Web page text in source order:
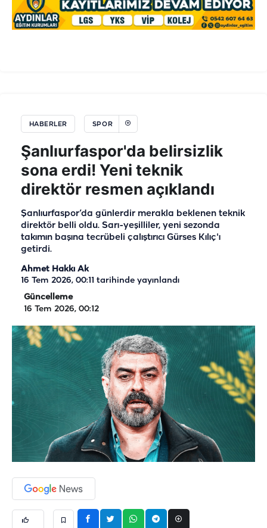
HABERLER SPOR
Şanlıurfaspor'da belirsizlik
sona erdi! Yeni teknik
direktör resmen açıklandı
Şanlıurfaspor’da günlerdir merakla beklenen teknik
direktör belli oldu. Sarı-yeşilliler, yeni sezonda
takımın başına tecrübeli çalıştırıcı Gürses Kılıç'ı
getirdi.
Ahmet Hakkı Ak
16 Tem 2026, 00:11 tarihinde yayınlandı
Güncelleme
16 Tem 2026, 00:12